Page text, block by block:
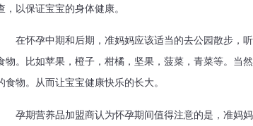
，以保证宝宝的身体健康。
在怀孕中期和后期，准妈妈应该适当的去公园散步，听
物。比如苹果，橙子，柑橘，坚果，菠菜，青菜等。当
食物。从而让宝宝健康快乐的长大。
孕期营养品加盟商认为怀孕期间值得注意的是，准妈妈